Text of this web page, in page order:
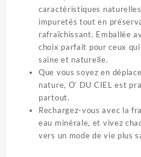
caractéristiques
impuretés tout en
rafraîchissant. Emballée
choix parfait pour ceux
saine et naturelle.
Que vous soyez en
nature, O’ DU CIEL est
partout.
Rechargez-vous avec la
eau minérale, et vivez
vers un mode de vie plus